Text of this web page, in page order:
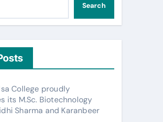
Search
College proudly
its M.Sc. Biotechnology
Sharma and Karanbeer